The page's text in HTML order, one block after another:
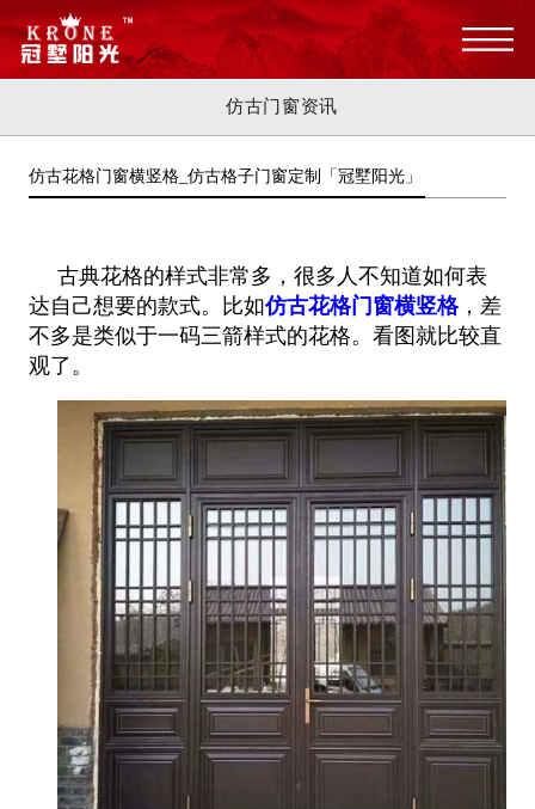
仿古门窗资讯
仿古花格门窗横竖格_仿古格子门窗定制「冠墅阳光」
古典花格的样式非常多，很多人不知道如何表
达自己想要的款式。比如仿古花格门窗横竖格，差
不多是类似于一码三箭样式的花格。看图就比较直
观了。